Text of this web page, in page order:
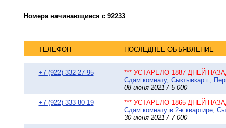
Номера начинающиеся с 92233
ТЕЛЕФОН ПОСЛЕДНЕЕ ОБЪЯВЛЕНИЕ
+7 (922) 332-27-95
*** УСТАРЕЛО 1887 ДНЕЙ
Сдам комнату, Сыктывкар г.,
08 июня 2021 / 5 000
+7 (922) 333-80-19
*** УСТАРЕЛО 1865 ДНЕЙ
Сдам комнату в 2-к квартире,
30 июня 2021 / 7 000